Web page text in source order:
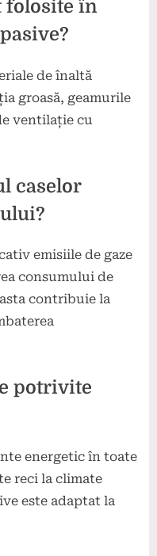
folosite în
de înaltă
groasă, geamurile
ventilație cu
caselor
emisiile de gaze
consumului de
contribuie la
potrivite
energetic în toate
reci la climate
este adaptat la